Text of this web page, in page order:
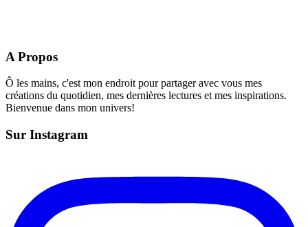
A Propos
Ô les mains, c'est mon endroit pour partager avec vous mes
créations du quotidien, mes dernières lectures et mes inspirations.
Bienvenue dans mon univers!
Sur Instagram